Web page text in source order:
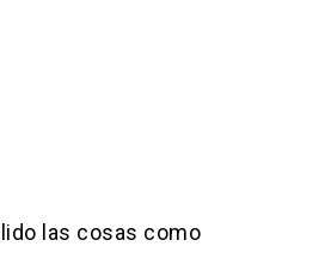
las cosas como